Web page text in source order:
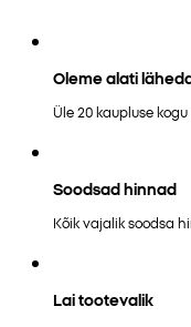
Oleme alati
Üle 20 kaupluse
Soodsad hinnad
Kõik vajalik soodsa
Lai tootevalik